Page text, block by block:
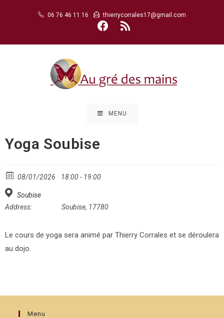
06 76 46 11 16 thierrycorrales17@gmail.com
MENU
Yoga Soubise
08/01/2026 18:00 - 19:00
Soubise
Address:
Soubise, 17780
Le cours de yoga sera animé par Thierry Corrales et se déroulera
au dojo.
Menu